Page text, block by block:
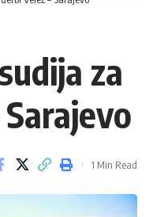
za
1 Min Read